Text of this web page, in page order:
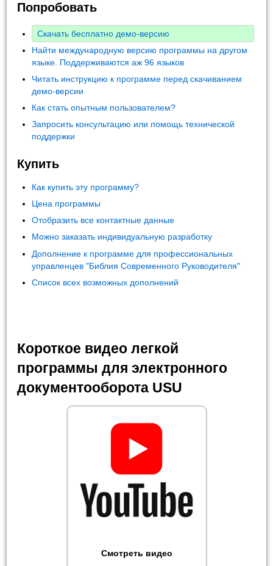
Попробовать
Скачать бесплатно демо-версию
Найти международную версию программы на другом
языке. Поддерживаются аж 96 языков
Читать инструкцию к программе перед скачиванием
демо-версии
Как стать опытным пользователем?
Запросить консультацию или помощь технической
поддержки
Купить
Как купить эту программу?
Цена программы
Отобразить все контактные данные
Можно заказать индивидуальную разработку
Дополнение к программе для профессиональных
управленцев "Библия Современного Руководителя"
Список всех возможных дополнений
Короткое видео легкой
программы для электронного
документооборота USU
Смотреть видео